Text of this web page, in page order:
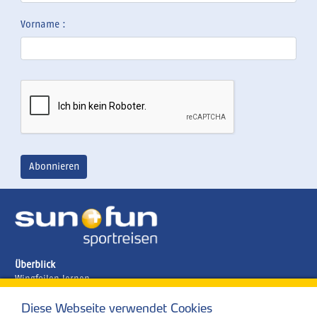
Vorname :
Überblick
Wingfoilen lernen
Brasilien
Diese Webseite verwendet Cookies